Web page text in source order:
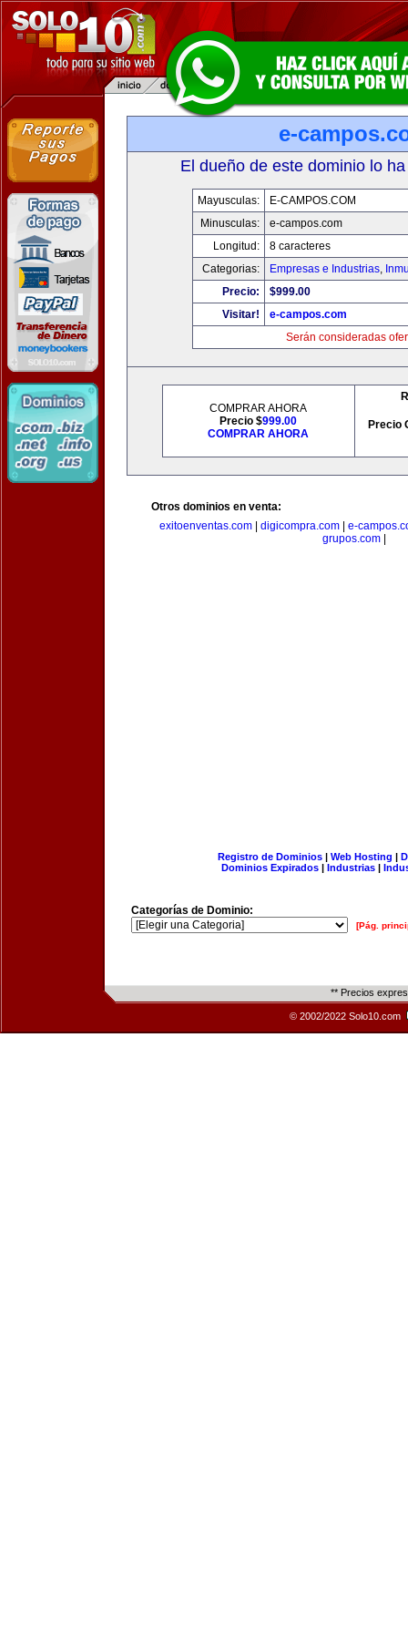
e-
El dueño de este dominio lo
Mayusculas:
E-CAMPOS.COM
Minusculas:
e-campos.com
Longitud:
8 caracteres
Categorias:
Empresas e Industrias,
Precio:
$999.00
Visitar!
e-campos.com
Serán consideradas
COMPRAR AHORA
Precio $999.00
COMPRAR AHORA
Precio
Otros dominios en venta:
exitoenventas.com| digicompra.com| e-
grupos.com
Registro de Dominios| Web Hosting |
Dominios Expirados | Industrias |
Categorías de Dominio:
[Pág.
** Precios
© 2002/2022 Solo10.com